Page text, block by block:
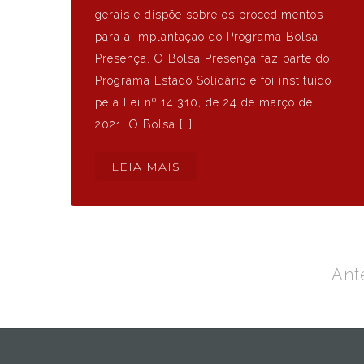
gerais e dispõe sobre os procedimentos
para a implantação do Programa Bolsa
Presença. O Bolsa Presença faz parte do
Programa Estado Solidário e foi instituído
pela Lei nº 14.310, de 24 de março de
2021. O Bolsa […]
LEIA MAIS